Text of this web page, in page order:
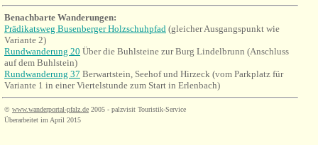
Benachbarte Wanderungen:
Prädikatsweg Busenberger Holzschuhpfad (gleicher Ausgangspunkt wie
Variante 2)
Rundwanderung 20 Über die Buhlsteine zur Burg Lindelbrunn (Anschluss
auf dem Buhlstein)
Rundwanderung 37 Berwartstein, Seehof und Hirzeck (vom Parkplatz für
Variante 1 in einer Viertelstunde zum Start in Erlenbach)
© www.wanderportal-pfalz.de 2005 - palzvisit Touristik-Service
Überarbeitet im April 2015